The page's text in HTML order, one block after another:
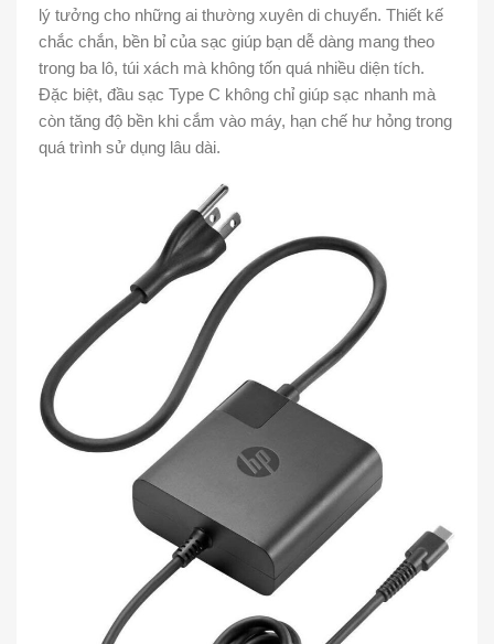
lý tưởng cho những ai thường xuyên di chuyển. Thiết kế
chắc chắn, bền bỉ của sạc giúp bạn dễ dàng mang theo
trong ba lô, túi xách mà không tốn quá nhiều diện tích.
Đặc biệt, đầu sạc Type C không chỉ giúp sạc nhanh mà
còn tăng độ bền khi cắm vào máy, hạn chế hư hỏng trong
quá trình sử dụng lâu dài.